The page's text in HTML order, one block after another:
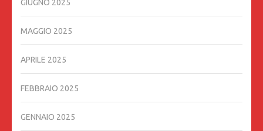
GIUGNO 2025
MAGGIO 2025
APRILE 2025
FEBBRAIO 2025
GENNAIO 2025